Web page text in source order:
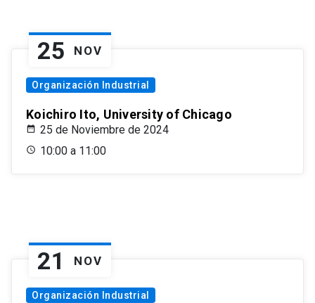
25 NOV
Organización Industrial
Koichiro Ito, University of Chicago
25 de Noviembre de 2024
10:00 a 11:00
21 NOV
Organización Industrial